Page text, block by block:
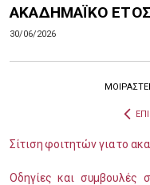
ΑΚΑΔΗΜΑΪΚΟ
30/06/2026
Σίτιση φοιτητών για το
Οδηγίες και συμβουλές